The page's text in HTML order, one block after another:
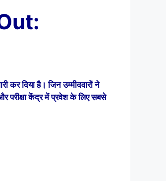
दिया है। जिन उम्मीदवारों ने
केंद्र में प्रवेश के लिए सबसे